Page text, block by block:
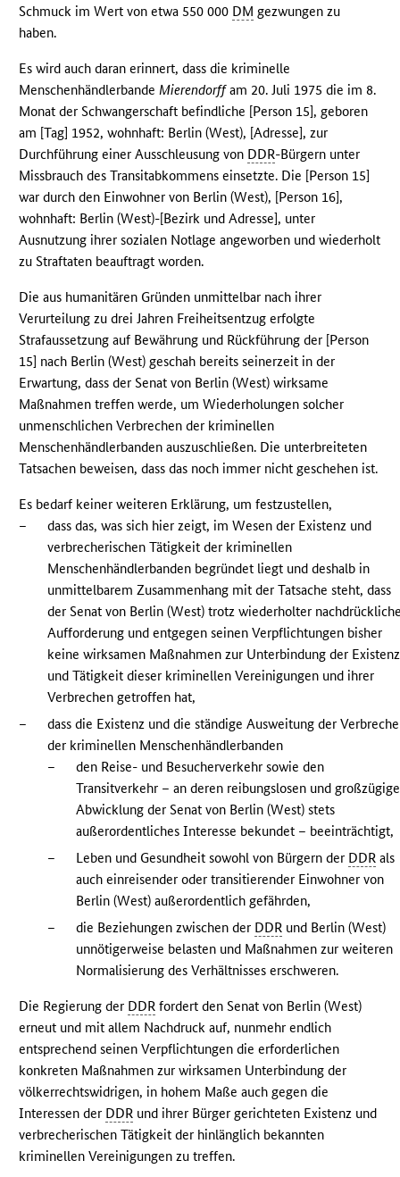
Schmuck im Wert von etwa 550 000 DM gezwungen zu
haben.
Es wird auch daran erinnert, dass die kriminelle
MenschenhändlerbandeMierendorffam 20. Juli 1975 die im 8.
Monat der Schwangerschaft befindliche [Person 15], geboren
am [Tag] 1952, wohnhaft: Berlin (West), [Adresse], zur
Durchführung einer Ausschleusung von DDR-Bürgern unter
Missbrauch des Transitabkommens einsetzte. Die [Person 15]
war durch den Einwohner von Berlin (West), [Person 16],
wohnhaft: Berlin (West)-[Bezirk und Adresse], unter
Ausnutzung ihrer sozialen Notlage angeworben und wiederholt
zu Straftaten beauftragt worden.
Die aus humanitären Gründen unmittelbar nach ihrer
Verurteilung zu drei Jahren Freiheitsentzug erfolgte
Strafaussetzung auf Bewährung und Rückführung der [Person
15] nach Berlin (West) geschah bereits seinerzeit in der
Erwartung, dass der Senat von Berlin (West) wirksame
Maßnahmen treffen werde, um Wiederholungen solcher
unmenschlichen Verbrechen der kriminellen
Menschenhändlerbanden auszuschließen. Die unterbreiteten
Tatsachen beweisen, dass das noch immer nicht geschehen ist.
Es bedarf keiner weiteren Erklärung, um festzustellen,
–
dass das, was sich hier zeigt, im Wesen der Existenz und
verbrecherischen Tätigkeit der kriminellen
Menschenhändlerbanden begründet liegt und deshalb in
unmittelbarem Zusammenhang mit der Tatsache steht, dass
der Senat von Berlin (West) trotz wiederholter
Aufforderung und entgegen seinen Verpflichtungen bisher
keine wirksamen Maßnahmen zur Unterbindung der Existenz
und Tätigkeit dieser kriminellen Vereinigungen und ihrer
Verbrechen getroffen hat,
–
dass die Existenz und die ständige Ausweitung der
der kriminellen Menschenhändlerbanden
–
den Reise- und Besucherverkehr sowie den
Transitverkehr – an deren reibungslosen und
Abwicklung der Senat von Berlin (West) stets
außerordentliches Interesse bekundet – beeinträchtigt,
–
Leben und Gesundheit sowohl von Bürgern der DDR als
auch einreisender oder transitierender Einwohner von
Berlin (West) außerordentlich gefährden,
–
die Beziehungen zwischen der DDR und Berlin (West)
unnötigerweise belasten und Maßnahmen zur weiteren
Normalisierung des Verhältnisses erschweren.
Die Regierung der DDR fordert den Senat von Berlin (West)
erneut und mit allem Nachdruck auf, nunmehr endlich
entsprechend seinen Verpflichtungen die erforderlichen
konkreten Maßnahmen zur wirksamen Unterbindung der
völkerrechtswidrigen, in hohem Maße auch gegen die
Interessen der DDR und ihrer Bürger gerichteten Existenz und
verbrecherischen Tätigkeit der hinlänglich bekannten
kriminellen Vereinigungen zu treffen.